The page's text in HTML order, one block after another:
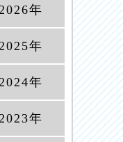
年
年
年
年